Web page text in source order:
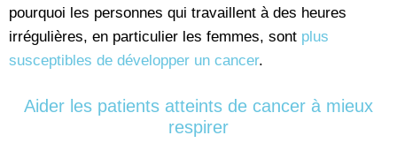
pourquoi les personnes qui travaillent à des heures
irrégulières, en particulier les femmes, sont plus
susceptibles de développer un cancer.
Aider les patients atteints de cancer à mieux
respirer